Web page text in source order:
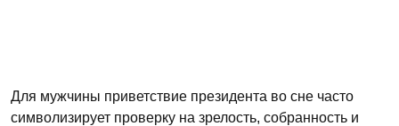
Для мужчины приветствие президента во сне часто
символизирует проверку на зрелость, собранность и